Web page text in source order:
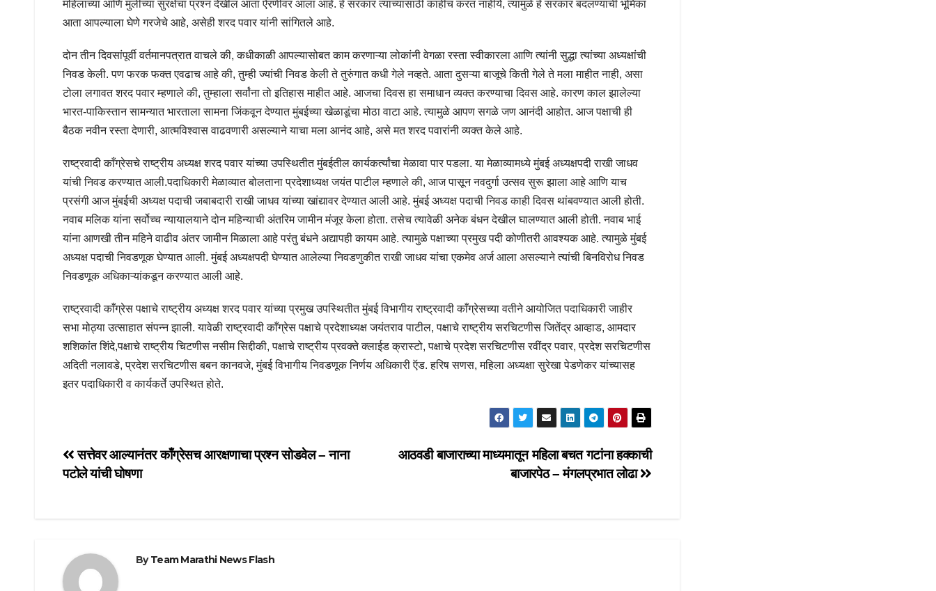
महिलांच्या आणि मुलींच्या सुरक्षेचा प्रश्न देखील आता ऐरणीवर आला आहे. हे सरकार त्यांच्यासाठी काहीच करत नाहीये, त्यामुळे हे सरकार बदलण्याची भूमिका
आता आपल्याला घेणे गरजेचे आहे, असेही शरद पवार यांनी सांगितले आहे.
दोन तीन दिवसांपूर्वी वर्तमानपत्रात वाचले की, कधीकाळी आपल्यासोबत काम करणाऱ्या लोकांनी वेगळा रस्ता स्वीकारला आणि त्यांनी सुद्धा त्यांच्या अध्यक्षांची
निवड केली. पण फरक फक्त एवढाच आहे की, तुम्ही ज्यांची निवड केली ते तुरुंगात कधी गेले नव्हते. आता दुसऱ्या बाजूचे किती गेले ते मला माहीत नाही, असा
टोला लगावत शरद पवार म्हणाले की, तुम्हाला सर्वांना तो इतिहास माहीत आहे. आजचा दिवस हा समाधान व्यक्त करण्याचा दिवस आहे. कारण काल झालेल्या
भारत-पाकिस्तान सामन्यात भारताला सामना जिंकवून देण्यात मुंबईच्या खेळाडूंचा मोठा वाटा आहे. त्यामुळे आपण सगळे जण आनंदी आहोत. आज पक्षाची ही
बैठक नवीन रस्ता देणारी, आत्मविश्वास वाढवणारी असल्याने याचा मला आनंद आहे, असे मत शरद पवारांनी व्यक्त केले आहे.
राष्ट्रवादी काँग्रेसचे राष्ट्रीय अध्यक्ष शरद पवार यांच्या उपस्थितीत मुंबईतील कार्यकर्त्यांचा मेळावा पार पडला. या मेळाव्यामध्ये मुंबई अध्यक्षपदी राखी जाधव
यांची निवड करण्यात आली.पदाधिकारी मेळाव्यात बोलताना प्रदेशाध्यक्ष जयंत पाटील म्हणाले की, आज पासून नवदुर्गा उत्सव सुरू झाला आहे आणि याच
प्रसंगी आज मुंबईची अध्यक्ष पदाची जबाबदारी राखी जाधव यांच्या खांद्यावर देण्यात आली आहे. मुंबई अध्यक्ष पदाची निवड काही दिवस थांबवण्यात आली होती.
नवाब मलिक यांना सर्वोच्च न्यायालयाने दोन महिन्याची अंतरिम जामीन मंजूर केला होता. तसेच त्यावेळी अनेक बंधन देखील घालण्यात आली होती. नवाब भाई
यांना आणखी तीन महिने वाढीव अंतर जामीन मिळाला आहे परंतु बंधने अद्यापही कायम आहे. त्यामुळे पक्षाच्या प्रमुख पदी कोणीतरी आवश्यक आहे. त्यामुळे मुंबई
अध्यक्ष पदाची निवडणूक घेण्यात आली. मुंबई अध्यक्षपदी घेण्यात आलेल्या निवडणुकीत राखी जाधव यांचा एकमेव अर्ज आला असल्याने त्यांची बिनविरोध निवड
निवडणूक अधिकाऱ्यांकडून करण्यात आली आहे.
राष्ट्रवादी काँग्रेस पक्षाचे राष्ट्रीय अध्यक्ष शरद पवार यांच्या प्रमुख उपस्थितीत मुंबई विभागीय राष्ट्रवादी काँग्रेसच्या वतीने आयोजित पदाधिकारी जाहीर
सभा मोठ्या उत्साहात संपन्न झाली. यावेळी राष्ट्रवादी काँग्रेस पक्षाचे प्रदेशाध्यक्ष जयंतराव पाटील, पक्षाचे राष्ट्रीय सरचिटणीस जितेंद्र आव्हाड, आमदार
शशिकांत शिंदे,पक्षाचे राष्ट्रीय चिटणीस नसीम सिद्दीकी, पक्षाचे राष्ट्रीय प्रवक्ते क्लाईड क्रास्टो, पक्षाचे प्रदेश सरचिटणीस रवींद्र पवार, प्रदेश सरचिटणीस
अदिती नलावडे, प्रदेश सरचिटणीस बबन कानवजे, मुंबई विभागीय निवडणूक निर्णय अधिकारी ऍड. हरिष सणस, महिला अध्यक्षा सुरेखा पेडणेकर यांच्यासह
इतर पदाधिकारी व कार्यकर्ते उपस्थित होते.
Post
navigation
आठवडी बाजाराच्या माध्यमातून महिला बचत गटांना हक्काची
बाजारपेठ – मंगलप्रभात लोढा
सत्तेवर आल्यानंतर काँग्रेसच आरक्षणाचा प्रश्न सोडवेल – नाना
पटोले यांची घोषणा
ByTeam Marathi News Flash